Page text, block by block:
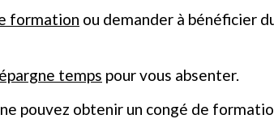
formation ou demander à bénéficier
temps pour vous absenter.
pouvez obtenir un congé de